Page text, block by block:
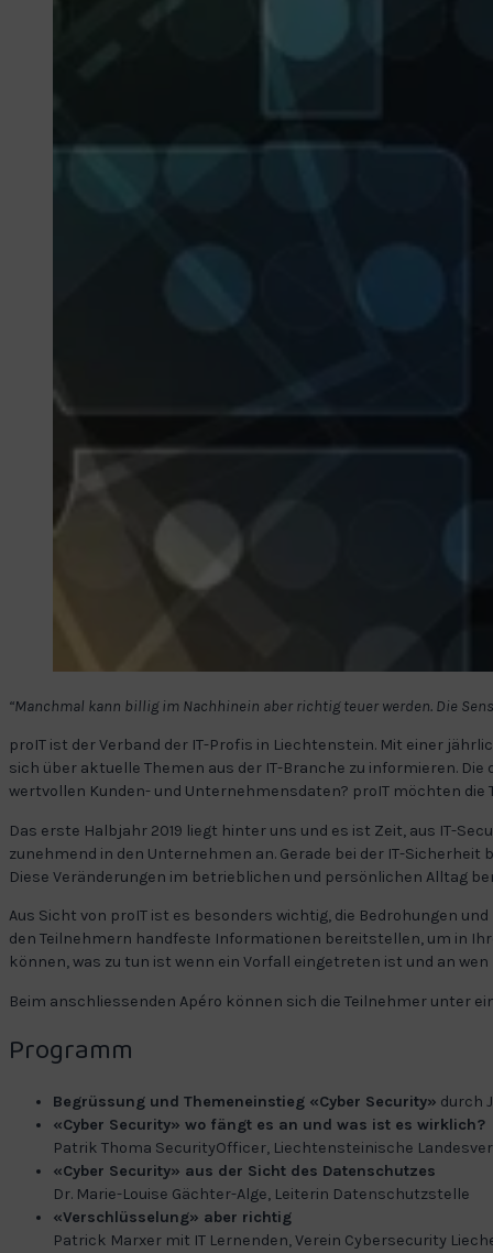
“Manchmal kann billig im Nachhinein aber richtig teuer werden. Die
proIT ist der Verband der IT-Profis in Liechtenstein. Mit einer
sich über aktuelle Themen aus der IT-Branche zu informieren.
wertvollen Kunden- und Unternehmensdaten? proIT möchten
Das erste Halbjahr 2019 liegt hinter uns und es ist Zeit, aus IT-
zunehmend in den Unternehmen an. Gerade bei der IT-
Diese Veränderungen im betrieblichen und persönlichen Alltag
Aus Sicht von proIT ist es besonders wichtig, die Bedrohungen
den Teilnehmern handfeste Informationen bereitstellen, um in
können, was zu tun ist wenn ein Vorfall eingetreten ist und an
Beim anschliessenden Apéro können sich die Teilnehmer unter
Programm
Begrüssung und Themeneinstieg «Cyber Security» durch
«Cyber Security» wo fängt es an und was ist es wirklich?
Patrik Thoma SecurityOfficer, Liechtensteinische
«Cyber Security» aus der Sicht des Datenschutzes
Dr. Marie-Louise Gächter-Alge, Leiterin Datenschutzstelle
«Verschlüsselung» aber richtig
Patrick Marxer mit IT Lernenden, Verein Cybersecurity